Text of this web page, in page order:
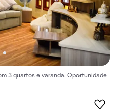
3 quartos e varanda. Oportunidade